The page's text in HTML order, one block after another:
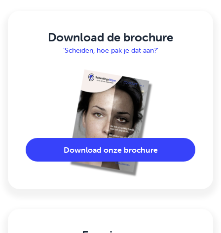
Download de brochure
‘Scheiden, hoe pak je dat aan?’
Download onze brochure